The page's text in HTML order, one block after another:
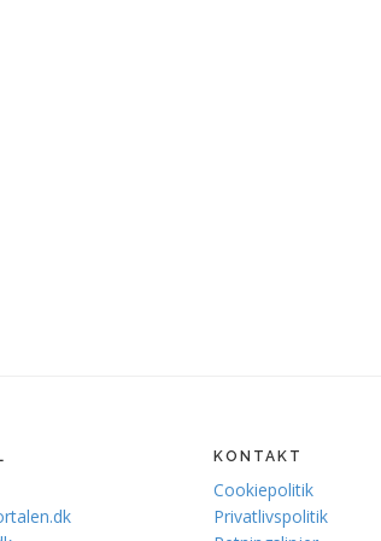
KONTAKT
Cookiepolitik
Privatlivspolitik